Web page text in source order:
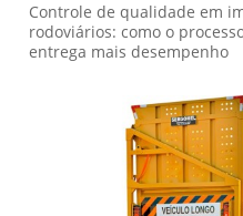
Controle de qualidade em
rodoviários: como o
entrega mais desempenho